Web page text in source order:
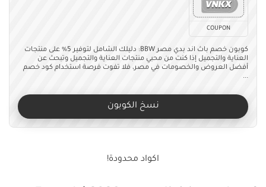
COUPON
كوبون خصم باث اند بدي مصر BBW: دليلك الشامل لتوفير 5% على منتجات
العناية والتجميل إذا كنت من محبي منتجات العناية والتجميل وتبحث عن
أفضل العروض والخصومات في مصر، فلا تفوت فرصة استخدام كود خصم
...
نسخ الكوبون
اكواد محدودة!